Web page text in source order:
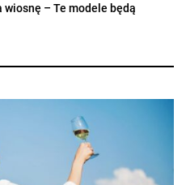
– Te modele będą